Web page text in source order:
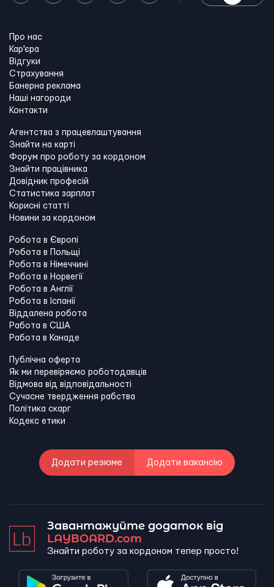
Про нас
Кар'єра
Відгуки
Страхування
Банерна реклама
Наші нагороди
Контакти
Агентства з працевлаштування
Знайти на карті
Форум про роботу за кордоном
Знайти працівника
Довідник професій
Статистика зарплат
Корисні статті
Новини за кордоном
Робота в Європі
Робота в Польщі
Робота в Німеччині
Робота в Норвегії
Робота в Англії
Робота в Іспанії
Віддалена робота
Работа в США
Работа в Канадe
Публічна оферта
Як ми перевіряємо роботодавців
Відмова від відповідальності
Сучасне твердження рабства
Політика скарг
Кодекс етики
Додати резюме Додати вакансію
Завантажуйте додаток від
LAYBOARD.com
Знайти роботу за кордоном тепер просто!